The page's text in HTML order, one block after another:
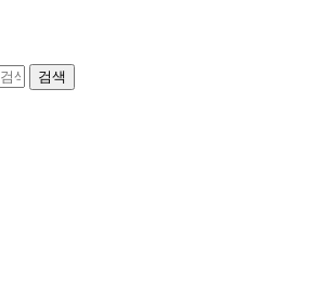
검색